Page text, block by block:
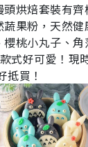
烘焙套裝有
果粉，天然
櫻桃小丸子、
式好可愛！現
抵買！